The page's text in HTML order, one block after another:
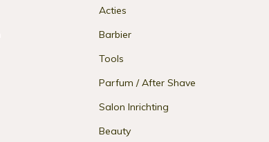
Acties
Barbier
Tools
Parfum / After Shave
Salon Inrichting
Beauty